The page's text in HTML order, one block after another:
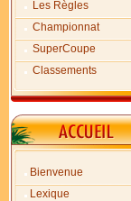
Les Règles
Championnat
SuperCoupe
Classements
Bienvenue
Lexique